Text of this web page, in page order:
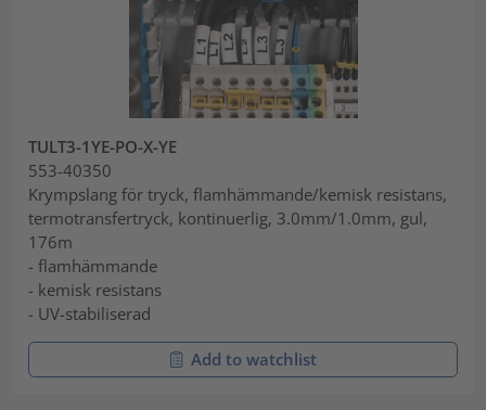
TULT3-1YE-PO-X-YE
553-40350
Krympslang för tryck, flamhämmande/kemisk resistans,
termotransfertryck, kontinuerlig, 3.0mm/1.0mm, gul,
176m
- flamhämmande
- kemisk resistans
- UV-stabiliserad
Add to watchlist